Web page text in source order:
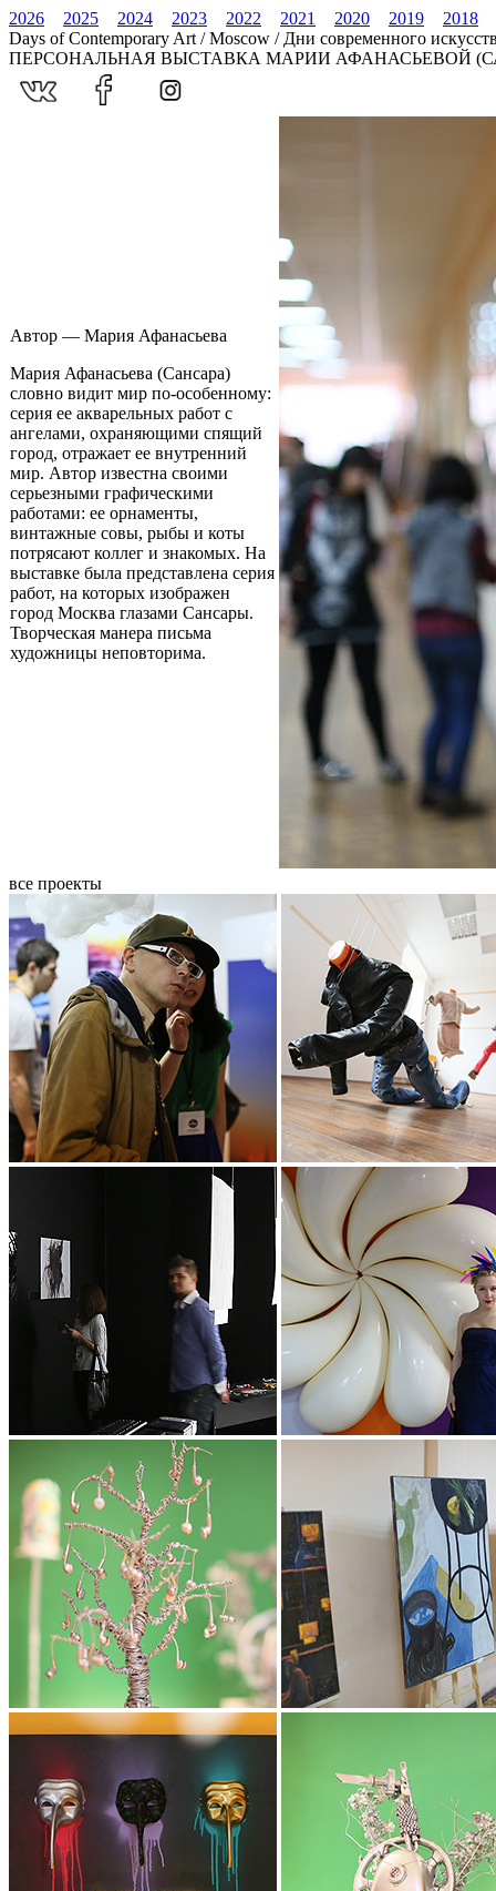
2026 2025 2024 2023 2022 2021 2020 2019
2018
Days of Contemporary Art / Moscow / Дни современного
ПЕРСОНАЛЬНАЯ ВЫСТАВКА МАРИИ АФАНАСЬЕВОЙ
Автор — Мария Афанасьева
Мария Афанасьева (Сансара)
словно видит мир по-особенному:
серия ее акварельных работ с
ангелами, охраняющими спящий
город, отражает ее внутренний
мир. Автор известна своими
серьезными графическими
работами: ее орнаменты,
винтажные совы, рыбы и коты
потрясают коллег и знакомых. На
выставке была представлена серия
работ, на которых изображен
город Москва глазами Сансары.
Творческая манера письма
художницы неповторима.
все проекты